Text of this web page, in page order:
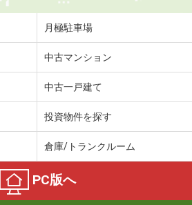
月極駐車場
中古マンション
中古一戸建て
投資物件を探す
倉庫/トランクルーム
PC版へ